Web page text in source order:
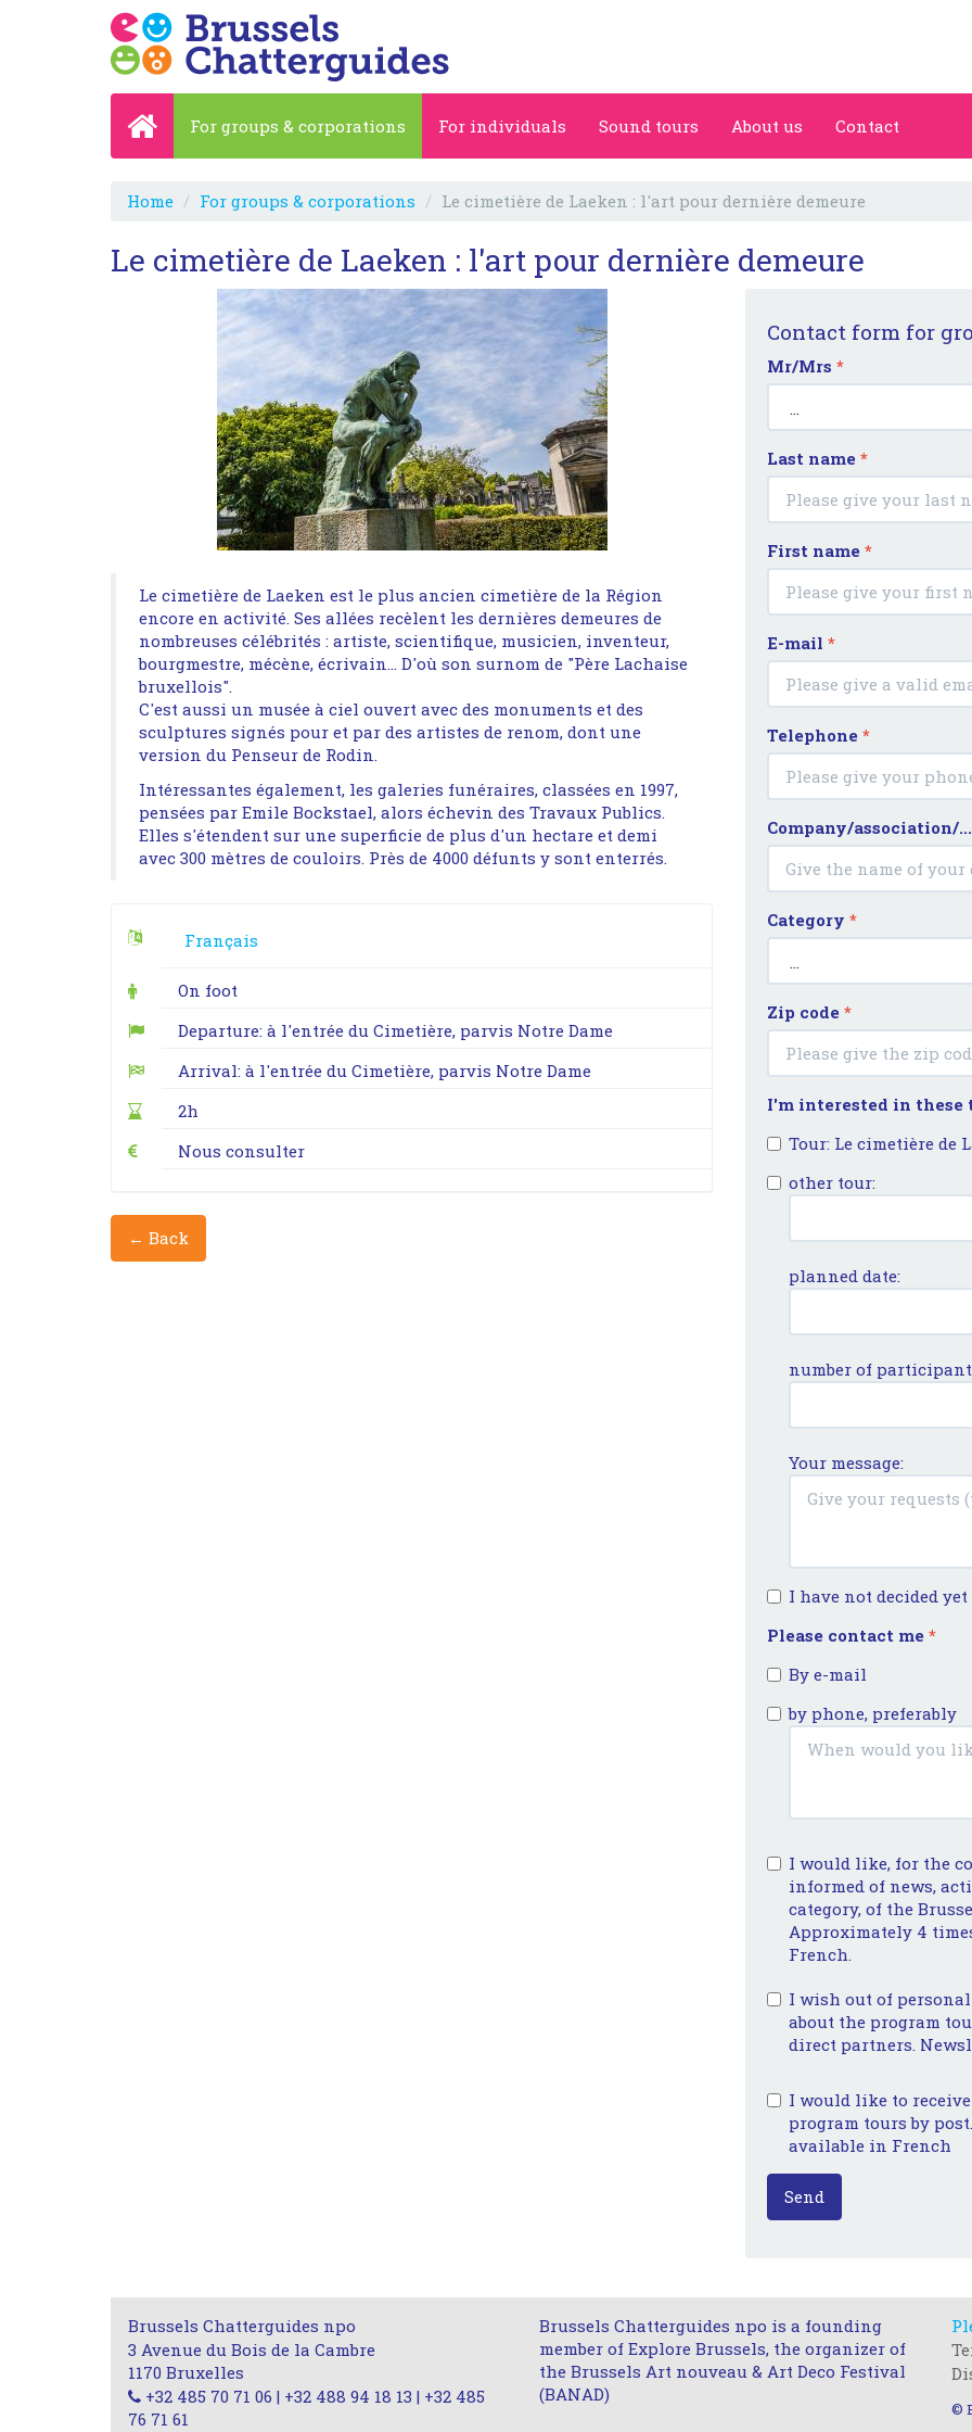
For groups & corporations For individuals Sound tours About us Contact
Home For groups & corporations Le cimetière de Laeken : l'art pour dernière demeure
Le cimetière de Laeken : l'art pour dernière demeure
Le cimetière de Laeken est le plus ancien cimetière de la Région
encore en activité. Ses allées recèlent les dernières demeures de
nombreuses célébrités : artiste, scientifique, musicien, inventeur,
bourgmestre, mécène, écrivain... D'où son surnom de "Père Lachaise
bruxellois".
C'est aussi un musée à ciel ouvert avec des monuments et des
sculptures signés pour et par des artistes de renom, dont une
version du Penseur de Rodin.
Intéressantes également, les galeries funéraires, classées en 1997,
pensées par Emile Bockstael, alors échevin des Travaux Publics.
Elles s'étendent sur une superficie de plus d'un hectare et demi
avec 300 mètres de couloirs. Près de 4000 défunts y sont enterrés.
Français
On foot
Departure: à l'entrée du Cimetière, parvis Notre Dame
Arrival: à l'entrée du Cimetière, parvis Notre Dame
2h
Nous consulter
← Back
Contact form for
Mr/Mrs *
Last name *
First name *
E-mail *
Telephone *
Company/association/
Category *
Zip code *
I'm interested in these
Tour: Le cimetière de
other tour:
planned date:
number of
Your message:
I have not decided
Please contact me *
By e-mail
by phone, preferably
I would like, for the
informed of news,
category, of the
Approximately 4
French.
I wish out of
about the program
direct partners.
I would like to
program tours by
available in French
Send
Brussels Chatterguides npo
3 Avenue du Bois de la Cambre
1170 Bruxelles
+32 485 70 71 06 | +32 488 94 18 13 | +32 485
76 71 61
Brussels Chatterguides npo is a founding
member of Explore Brussels, the organizer of
the Brussels Art nouveau & Art Deco Festival
(BANAD)
©